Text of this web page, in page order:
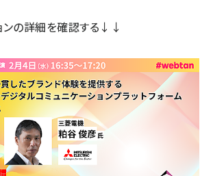
の詳細を確認する↓↓